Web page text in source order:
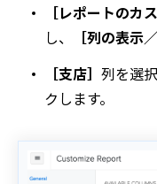
［レポートのカ
し、
［列の表示
［支店］ 列を選択
クします。